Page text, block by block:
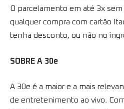
O parcelamento em até 3x sem
qualquer compra com cartão
tenha desconto, ou não no
SOBRE A 30e
A 30e é a maior e a mais
de entretenimento ao vivo.